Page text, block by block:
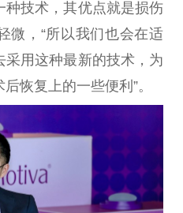
种技术，其优点就是损伤
微 ，“所以我们也会在适
采用这种最新的技术，为
恢复上的一些便利”。